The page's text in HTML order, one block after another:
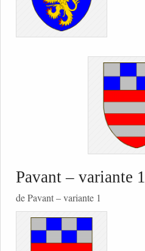
Pavant – variante 1
de Pavant – variante 1